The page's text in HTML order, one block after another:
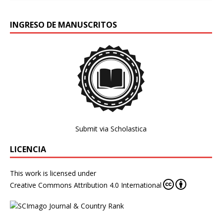
INGRESO DE MANUSCRITOS
Submit via Scholastica
LICENCIA
This work is licensed under
Creative Commons Attribution 4.0 International